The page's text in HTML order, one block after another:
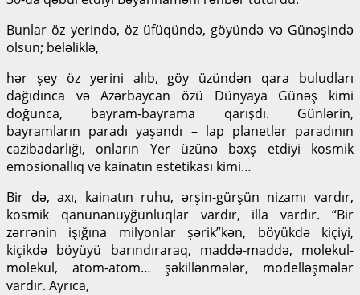
Bunlar öz yerində, öz üfüqündə, göyündə və Günəşində
olsun; beləliklə,
hər şey öz yerini alıb, göy üzündən qara buludları
dağıdınca və Azərbaycan özü Dünyaya Günəş kimi
doğunca, bayram-bayrama qarışdı. Günlərin,
bayramların paradı yaşandı – lap planetlər paradının
cazibadarlığı, onların Yer üzünə bəxş etdiyi kosmik
emosionallıq və kainatın estetikası kimi…
Bir də, axı, kainatın ruhu, ərşin-gürşün nizamı vardır,
kosmik qanunanuyğunluqlar vardır, illa vardır. “Bir
zərrənin işığına milyonlar şərik”kən, böyükdə kiçiyi,
kiçikdə böyüyü barındıraraq, maddə-maddə, molekul-
molekul, atom-atom… şəkillənmələr, modelləşmələr
vardır. Ayrıca,